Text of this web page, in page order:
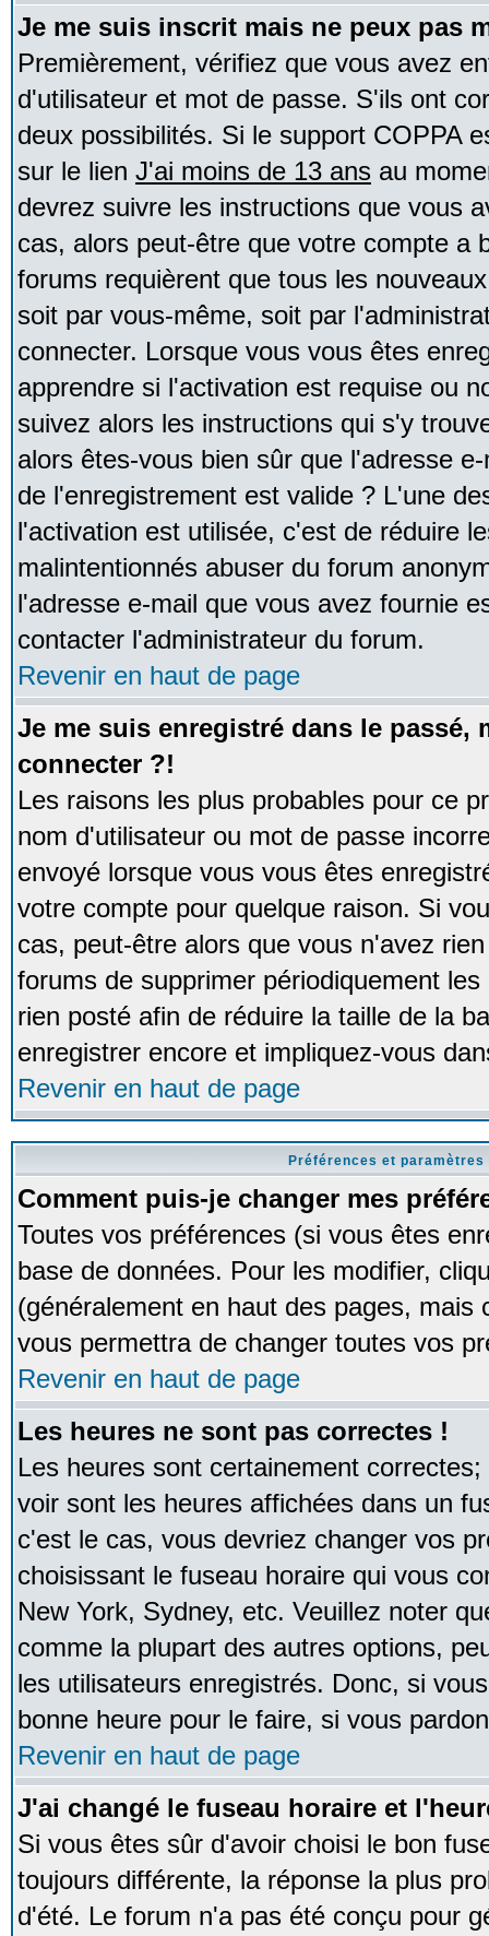
Je me suis inscrit mais ne peux pas
Premièrement, vérifiez que vous avez
d'utilisateur et mot de passe. S'ils ont
deux possibilités. Si le support COPPA
sur le lien J'ai moins de 13 ans au
devrez suivre les instructions que vous
cas, alors peut-être que votre compte a
forums requièrent que tous les
soit par vous-même, soit par
connecter. Lorsque vous vous êtes
apprendre si l'activation est requise ou
suivez alors les instructions qui s'y
alors êtes-vous bien sûr que l'adresse
de l'enregistrement est valide ? L'une
l'activation est utilisée, c'est de réduire
malintentionnés abuser du forum
l'adresse e-mail que vous avez fournie
contacter l'administrateur du forum.
Revenir en haut de page
Je me suis enregistré dans le passé,
connecter ?!
Les raisons les plus probables pour ce
nom d'utilisateur ou mot de passe
envoyé lorsque vous vous êtes
votre compte pour quelque raison. Si
cas, peut-être alors que vous n'avez
forums de supprimer périodiquement
rien posté afin de réduire la taille de la
enregistrer encore et impliquez-vous
Revenir en haut de page
Préférences et
Comment puis-je changer mes
Toutes vos préférences (si vous êtes
base de données. Pour les modifier,
(généralement en haut des pages,
vous permettra de changer toutes vos
Revenir en haut de page
Les heures ne sont pas correctes !
Les heures sont certainement
voir sont les heures affichées dans un
c'est le cas, vous devriez changer vos
choisissant le fuseau horaire qui vous
New York, Sydney, etc. Veuillez noter
comme la plupart des autres options,
les utilisateurs enregistrés. Donc, si
bonne heure pour le faire, si vous
Revenir en haut de page
J'ai changé le fuseau horaire et
Si vous êtes sûr d'avoir choisi le bon
toujours différente, la réponse la plus
d'été. Le forum n'a pas été conçu pour